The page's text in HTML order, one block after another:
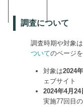
調査について
調査時期や対象
ついてのページ
対象は2024
ェブサイト
2024年4月24
実施77回目